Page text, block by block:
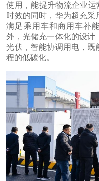
使用，能提升物流企业
时效的同时，华为超充
满足乘用车和商用车补
外，光储充一体化的设
光伏，智能协调用电，
程的低碳化。